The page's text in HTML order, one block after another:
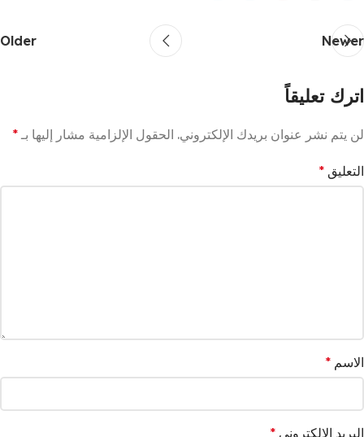
Newer
Older
اترك تعليقاً
لن يتم نشر عنوان بريدك الإلكتروني. الحقول الإلزامية مشار إليها بـ *
التعليق *
الاسم *
البريد الإلكتروني *